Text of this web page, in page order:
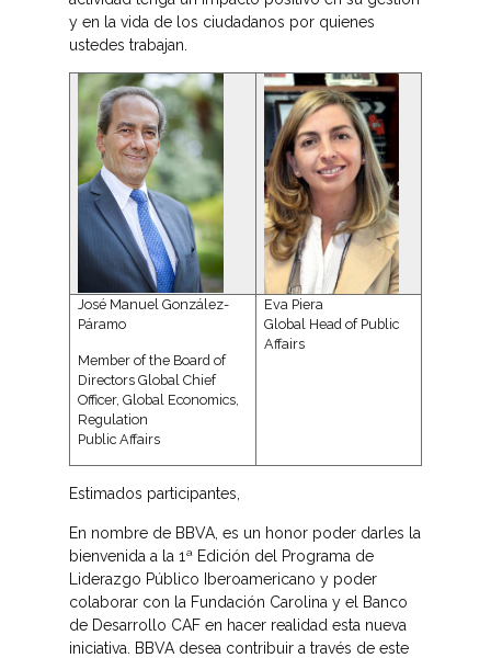
y en la vida de los ciudadanos por quienes
ustedes trabajan.
José Manuel González-
Páramo
Member of the Board of
Directors Global Chief
Officer, Global Economics,
Regulation
Public Affairs
Eva Piera
Global Head of Public
Affairs
Estimados participantes,
En nombre de BBVA, es un honor poder darles la
bienvenida a la 1ª Edición del Programa de
Liderazgo Público Iberoamericano y poder
colaborar con la Fundación Carolina y el Banco
de Desarrollo CAF en hacer realidad esta nueva
iniciativa. BBVA desea contribuir a través de este